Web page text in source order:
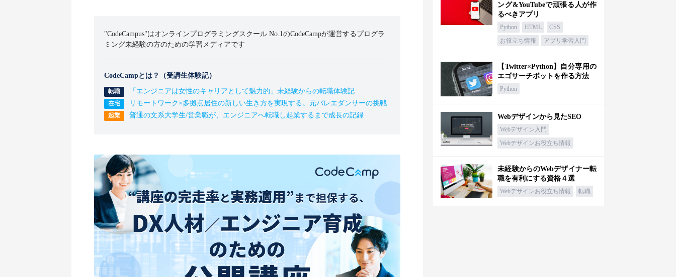
"CodeCampus"はオンラインプログラミングスクール No.1のCodeCampが運営するプログラ
ミング未経験の方のための学習メディアです
CodeCampとは？（受講生体験記）
「エンジニアは女性のキャリアとして魅力的」未経験からの転職体験記
リモートワーク×多拠点居住の新しい生き方を実現する。元バレエダンサーの挑戦
普通の文系大学生/営業職が、エンジニアへ転職し起業するまで成長の記録
ング&YouTubeで頑張る人が作
るべきアプリ
Python HTML
CSS
お役立ち情報
アプリ学習入門
【Twitter×Python】自分専用の
エゴサーチボットを作る方法
Python
Webデザインから見たSEO
Webデザイン入門
Webデザインお役立ち情報
未経験からのWebデザイナー転
職を有利にする資格４選
Webデザインお役立ち情報 転職